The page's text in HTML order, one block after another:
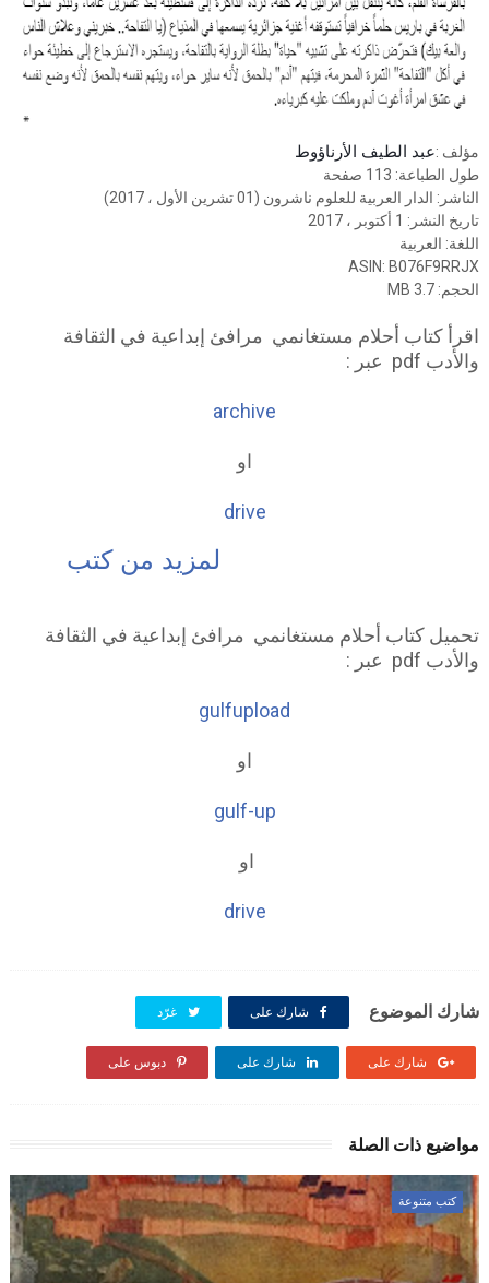
مؤلف :عبد الطيف الأرناؤوط
طول الطباعة: 113 صفحة
الناشر: الدار العربية للعلوم ناشرون (01 تشرين الأول ، 2017)
تاريخ النشر: 1 أكتوبر ، 2017
اللغة: العربية
ASIN: B076F9RRJX
الحجم: 3.7 MB
اقرأ كتاب أحلام مستغانمي مرافئ إبداعية في الثقافة
والأدب pdf عبر :
archive
او
drive
لمزيد من كتب
تحميل كتاب أحلام مستغانمي مرافئ إبداعية في الثقافة
والأدب pdf عبر :
gulfupload
او
gulf-up
او
drive
شارك الموضوع شارك على غرّد
شارك على شارك على دبوس على
مواضيع ذات الصلة
كتب متنوعة